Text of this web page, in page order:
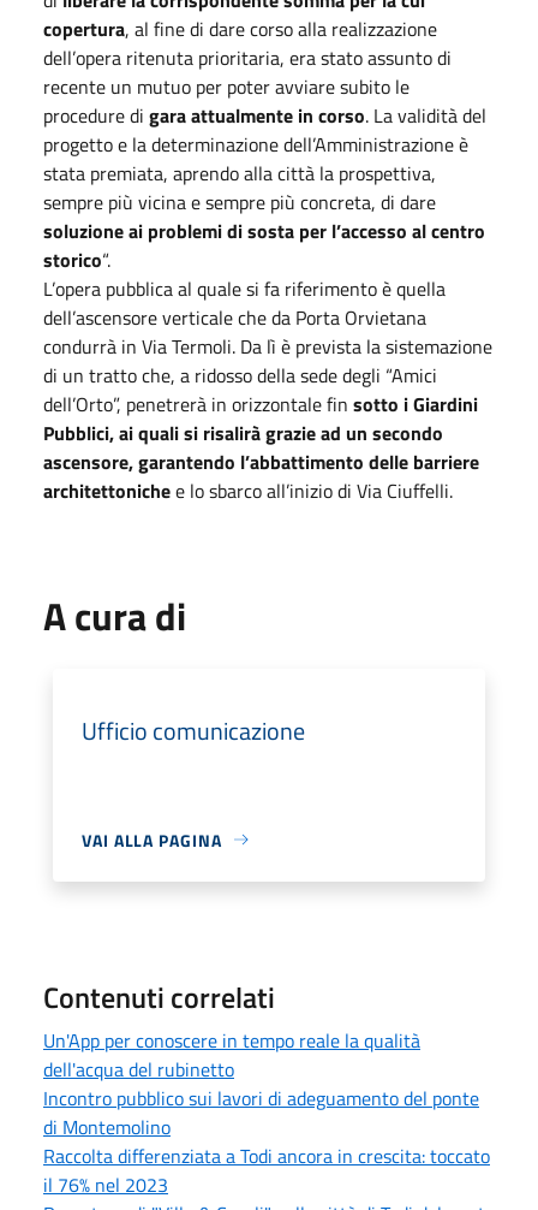
copertura, al fine di dare corso alla realizzazione
dell’opera ritenuta prioritaria, era stato assunto di
recente un mutuo per poter avviare subito le
procedure di gara attualmente in corso. La validità del
progetto e la determinazione dell’Amministrazione è
stata premiata, aprendo alla città la prospettiva,
sempre più vicina e sempre più concreta, di dare
soluzione ai problemi di sosta per l’accesso al centro
storico“.
L’opera pubblica al quale si fa riferimento è quella
dell’ascensore verticale che da Porta Orvietana
condurrà in Via Termoli. Da lì è prevista la sistemazione
di un tratto che, a ridosso della sede degli “Amici
dell’Orto”, penetrerà in orizzontale fin sotto i Giardini
Pubblici, ai quali si risalirà grazie ad un secondo
ascensore, garantendo l’abbattimento delle barriere
architettonichee lo sbarco all’inizio di Via Ciuffelli.
A cura di
Ufficio comunicazione
VAI ALLA PAGINA
Contenuti correlati
Un'App per conoscere in tempo reale la qualità
dell'acqua del rubinetto
Incontro pubblico sui lavori di adeguamento del ponte
di Montemolino
Raccolta differenziata a Todi ancora in crescita: toccato
il 76% nel 2023